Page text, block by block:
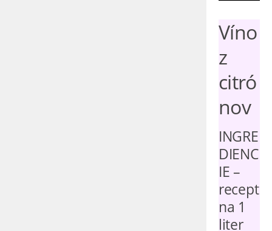
Víno
z
citró
nov
INGRE
DIENC
IE –
recept
na 1
liter